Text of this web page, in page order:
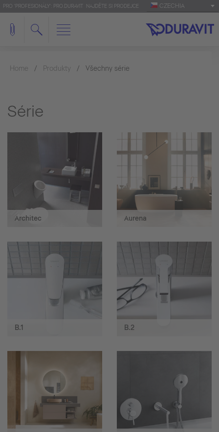
PRO 'PROFESIONÁLY': PRO.DURAVIT NAJDĚTE SI PRODEJCE CZECHIA
Home Produkty Všechny série
Série
Architec Aurena
B.1 B.2